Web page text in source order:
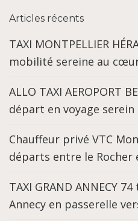
Articles récents
TAXI MONTPELLIER
mobilité sereine au
ALLO TAXI AEROPORT
départ en voyage serein
Chauffeur privé VTC
départs entre le Rocher
TAXI GRAND ANNECY
Annecy en passerelle